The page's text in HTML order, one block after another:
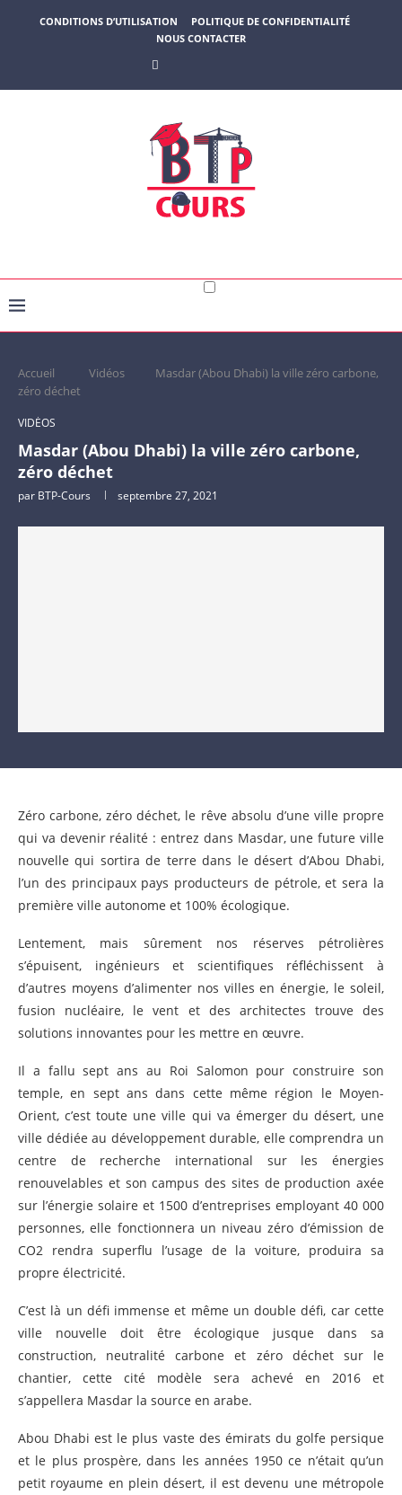
CONDITIONS D’UTILISATION
POLITIQUE DE CONFIDENTIALITÉ
NOUS CONTACTER
Accueil Vidéos
Masdar (Abou Dhabi) la ville zéro carbone,
zéro déchet
VIDÉOS
Masdar (Abou Dhabi) la ville zéro carbone,
zéro déchet
par BTP-Cours septembre 27, 2021
Zéro carbone, zéro déchet, le rêve absolu d’une ville propre
qui va devenir réalité : entrez dans Masdar, une future ville
nouvelle qui sortira de terre dans le désert d’Abou Dhabi,
l’un des principaux pays producteurs de pétrole, et sera la
première ville autonome et 100% écologique.
Lentement, mais sûrement nos réserves pétrolières
s’épuisent, ingénieurs et scientifiques réfléchissent à
d’autres moyens d’alimenter nos villes en énergie, le soleil,
fusion nucléaire, le vent et des architectes trouve des
solutions innovantes pour les mettre en œuvre.
Il a fallu sept ans au Roi Salomon pour construire son
temple, en sept ans dans cette même région le Moyen-
Orient, c’est toute une ville qui va émerger du désert, une
ville dédiée au développement durable, elle comprendra un
centre de recherche international sur les énergies
renouvelables et son campus des sites de production axée
sur l’énergie solaire et 1500 d’entreprises employant 40 000
personnes, elle fonctionnera un niveau zéro d’émission de
CO2 rendra superflu l’usage de la voiture, produira sa
propre électricité.
C’est là un défi immense et même un double défi, car cette
ville nouvelle doit être écologique jusque dans sa
construction, neutralité carbone et zéro déchet sur le
chantier, cette cité modèle sera achevé en 2016 et
s’appellera Masdar la source en arabe.
Abou Dhabi est le plus vaste des émirats du golfe persique
et le plus prospère, dans les années 1950 ce n’était qu’un
petit royaume en plein désert, il est devenu une métropole